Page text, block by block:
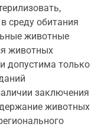
среду обитания
животные
животных
допустима только
заключения
животных